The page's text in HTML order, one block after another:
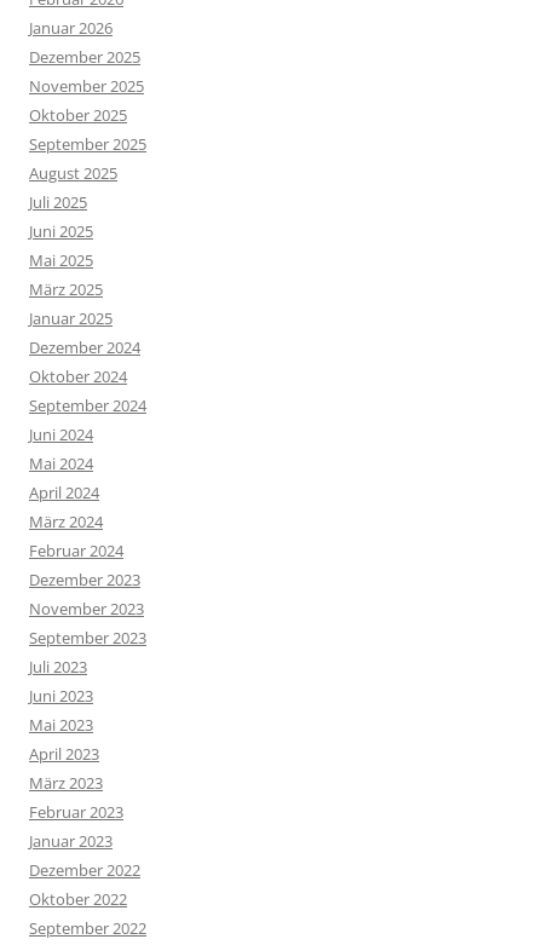
Januar 2026
Dezember 2025
November 2025
Oktober 2025
September 2025
August 2025
Juli 2025
Juni 2025
Mai 2025
März 2025
Januar 2025
Dezember 2024
Oktober 2024
September 2024
Juni 2024
Mai 2024
April 2024
März 2024
Februar 2024
Dezember 2023
November 2023
September 2023
Juli 2023
Juni 2023
Mai 2023
April 2023
März 2023
Februar 2023
Januar 2023
Dezember 2022
Oktober 2022
September 2022